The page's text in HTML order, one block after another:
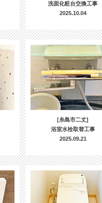
洗面化粧台交換工事
2025.10.04
[糸島市二丈]
浴室水栓取替工事
2025.09.21